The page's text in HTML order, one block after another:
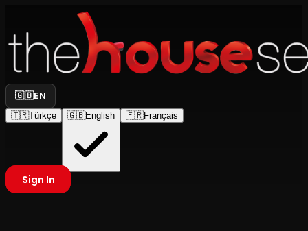
🇬🇧EN
🇹🇷Türkçe 🇬🇧English 🇫🇷Français
Sign In